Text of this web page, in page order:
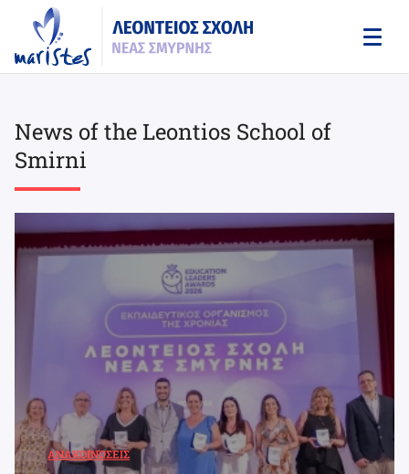
content
News of the Leontios School of
Smirni
ΑΝΑΚΟΙΝΏΣΕΙΣ